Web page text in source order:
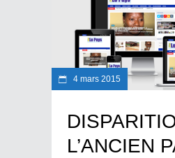
4 mars 2015
L’ANCIEN